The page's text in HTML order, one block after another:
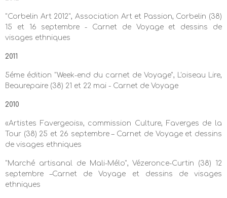
"Corbelin Art 2012", Association Art et Passion, Corbelin (38)
15 et 16 septembre - Carnet de Voyage et dessins de
visages ethniques
2011
5éme édition "Week-end du carnet de Voyage", L'oiseau Lire,
Beaurepaire (38) 21 et 22 mai - Carnet de Voyage
2010
«Artistes Favergeois», commission Culture, Faverges de la
Tour (38) 25 et 26 septembre – Carnet de Voyage et dessins
de visages ethniques
"Marché artisanal de Mali-Mélo", Vézeronce-Curtin (38) 12
septembre –Carnet de Voyage et dessins de visages
ethniques